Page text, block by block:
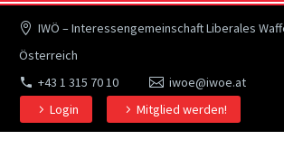
IWÖ – Interessengemeinschaft Liberales
Österreich
+43 1 315 70 10
iwoe@iwoe.at
Login
Mitglied werden!